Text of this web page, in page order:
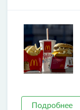
Подробнее